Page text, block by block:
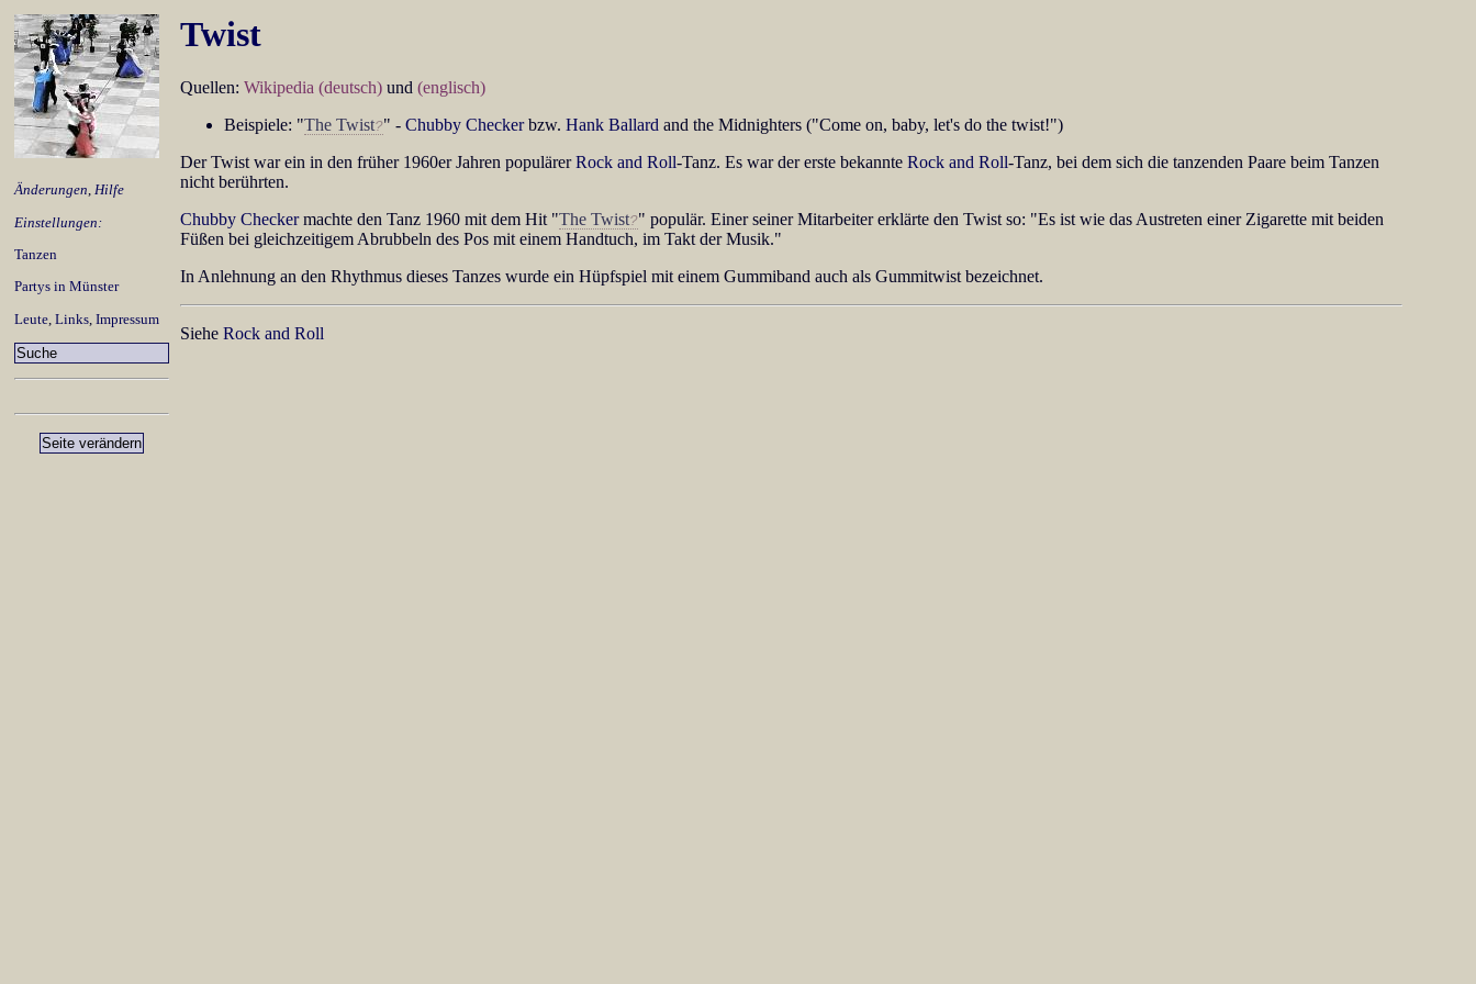
Änderungen, Hilfe
Einstellungen:
Tanzen
Partys in Münster
Leute Links Impressum
Twist
Quellen: Wikipedia (deutsch) und (englisch)
Beispiele: "The Twist " - Chubby Checkerbzw. Hank Ballard and the Midnighters ("Come on, baby, let's do the twist!")
Der Twist war ein in den früher 1960er Jahren populärerRock and Roll-Tanz. Es war der erste bekannte Rock and Roll-Tanz, bei dem sich die tanzenden Paare beim Tanzen
nicht berührten.
Chubby Checkermachte den Tanz 1960 mit dem Hit "The Twist " populär. Einer seiner Mitarbeiter erklärte den Twist so: "Es ist wie das Austreten einer Zigarette mit beiden
Füßen bei gleichzeitigem Abrubbeln des Pos mit einem Handtuch, im Takt der Musik."
In Anlehnung an den Rhythmus dieses Tanzes wurde ein Hüpfspiel mit einem Gummiband auch als Gummitwist bezeichnet.
Siehe Rock and Roll